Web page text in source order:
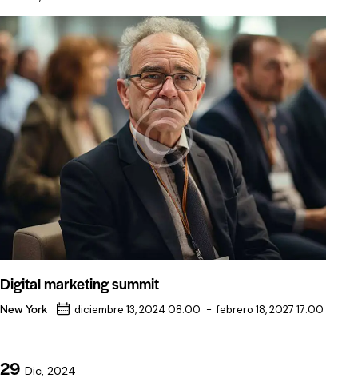
Digital marketing summit
New York diciembre 13, 2024 08:00 - febrero 18, 2027 17:00
29 Dic, 2024